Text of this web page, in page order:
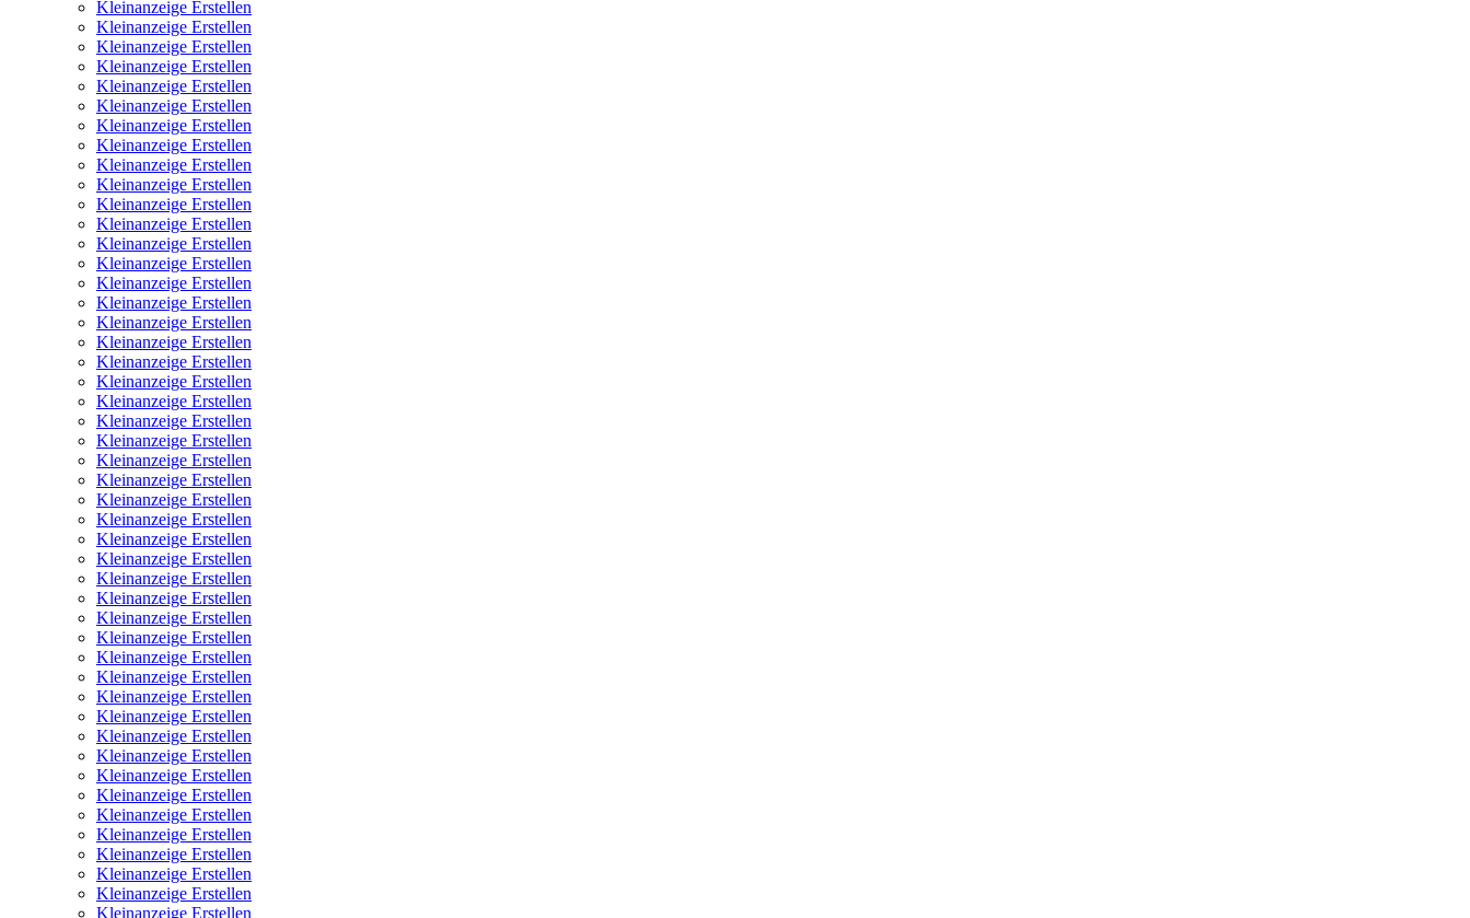
Kleinanzeige Erstellen
Kleinanzeige Erstellen
Kleinanzeige Erstellen
Kleinanzeige Erstellen
Kleinanzeige Erstellen
Kleinanzeige Erstellen
Kleinanzeige Erstellen
Kleinanzeige Erstellen
Kleinanzeige Erstellen
Kleinanzeige Erstellen
Kleinanzeige Erstellen
Kleinanzeige Erstellen
Kleinanzeige Erstellen
Kleinanzeige Erstellen
Kleinanzeige Erstellen
Kleinanzeige Erstellen
Kleinanzeige Erstellen
Kleinanzeige Erstellen
Kleinanzeige Erstellen
Kleinanzeige Erstellen
Kleinanzeige Erstellen
Kleinanzeige Erstellen
Kleinanzeige Erstellen
Kleinanzeige Erstellen
Kleinanzeige Erstellen
Kleinanzeige Erstellen
Kleinanzeige Erstellen
Kleinanzeige Erstellen
Kleinanzeige Erstellen
Kleinanzeige Erstellen
Kleinanzeige Erstellen
Kleinanzeige Erstellen
Kleinanzeige Erstellen
Kleinanzeige Erstellen
Kleinanzeige Erstellen
Kleinanzeige Erstellen
Kleinanzeige Erstellen
Kleinanzeige Erstellen
Kleinanzeige Erstellen
Kleinanzeige Erstellen
Kleinanzeige Erstellen
Kleinanzeige Erstellen
Kleinanzeige Erstellen
Kleinanzeige Erstellen
Kleinanzeige Erstellen
Kleinanzeige Erstellen
Kleinanzeige Erstellen